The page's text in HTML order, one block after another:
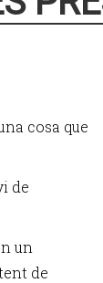
cosa que
de
un
de